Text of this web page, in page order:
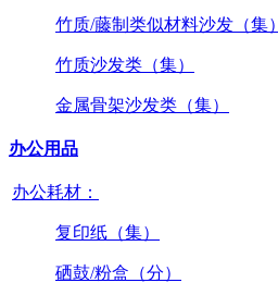
竹质/藤制类似材料沙发（集）
竹质沙发类（集）
金属骨架沙发类（集）
办公用品
办公耗材：
复印纸（集）
硒鼓/粉盒（分）